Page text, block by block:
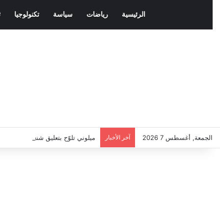
الرئيسية رياضات سياسة تكنولوجيا
الجمعة, أغسطس 7 2026 آخر الأخبار ميلوني تلوّح بتعليق شنغن مع